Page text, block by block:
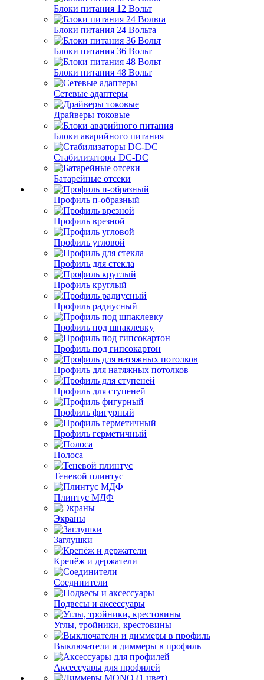
Блоки питания 12 Вольт
Блоки питания 24 Вольта
Блоки питания 36 Вольт
Блоки питания 48 Вольт
Сетевые адаптеры
Драйверы токовые
Блоки аварийного питания
Стабилизаторы DC-DC
Батарейные отсеки
Профиль п-образный
Профиль врезной
Профиль угловой
Профиль для стекла
Профиль круглый
Профиль радиусный
Профиль под шпаклевку
Профиль под гипсокартон
Профиль для натяжных потолков
Профиль для ступеней
Профиль фигурный
Профиль герметичный
Полоса
Теневой плинтус
Плинтус МДФ
Экраны
Заглушки
Крепёж и держатели
Соединители
Подвесы и аксессуары
Углы, тройники, крестовины
Выключатели и диммеры в профиль
Аксессуары для профилей